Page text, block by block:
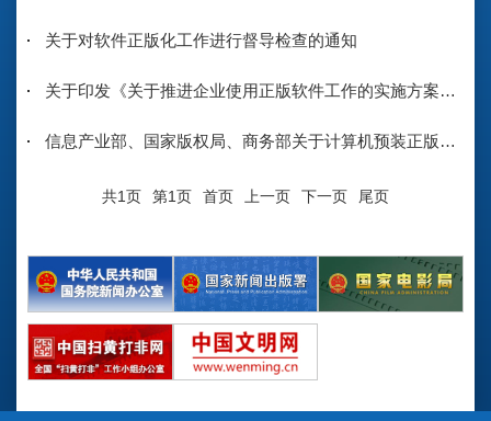
关于对软件正版化工作进行督导检查的通知
关于印发《关于推进企业使用正版软件工作的实施方案》的通知
信息产业部、国家版权局、商务部关于计算机预装正版操作系统软件有关问题的通知
共1页 第1页 首页 上一页 下一页 尾页